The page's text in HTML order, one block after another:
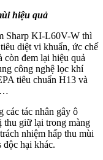
hiệu quả
Sharp KI-L60V-W thì
diệt vi khuẩn, ức chế
còn đem lại hiệu quả
công nghệ lọc khí
tiêu chuẩn H13 và
…
tác nhân gây ô
thu giữ lại trong màng
nhiệm hấp thu mùi
hại khác.